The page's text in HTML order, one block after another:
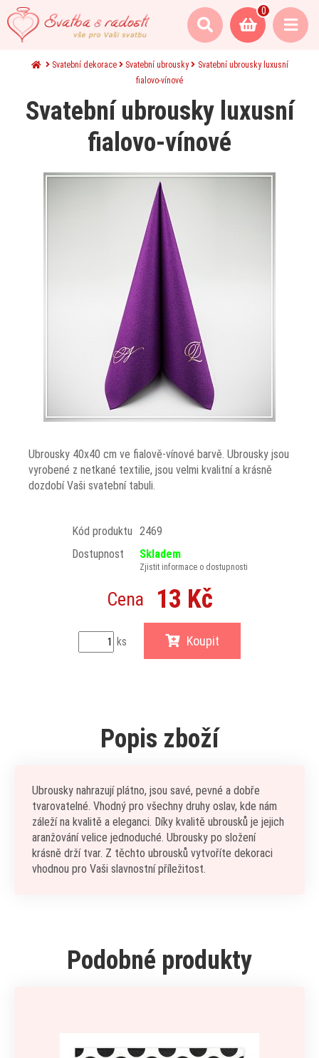
0
Svatební dekorace Svatební ubrousky
Svatební ubrousky luxusní
fialovo-vínové
Svatební ubrousky luxusní
fialovo-vínové
Ubrousky 40x40 cm ve fialově-vínové barvě. Ubrousky jsou
vyrobené z netkané textilie, jsou velmi kvalitní a krásně
dozdobí Vaši svatební tabuli.
Kód produktu 2469
Dostupnost
Skladem
Zjistit informace o dostupnosti
Cena 13 Kč
ks Koupit
Popis zboží
Ubrousky nahrazují plátno, jsou savé, pevné a dobře
tvarovatelné. Vhodný pro všechny druhy oslav, kde nám
záleží na kvalitě a eleganci. Díky kvalitě ubrousků je jejich
aranžování velice jednoduché. Ubrousky po složení
krásně drží tvar. Z těchto ubrousků vytvoříte dekoraci
vhodnou pro Vaši slavnostní příležitost.
Podobné produkty